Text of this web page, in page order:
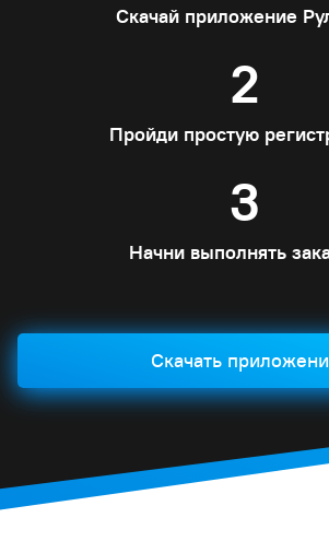
Скачай приложение
2
Пройди простую
3
Начни выполнять
Скачать